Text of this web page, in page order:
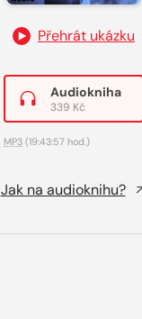
Přehrát ukázku
Audiokniha
339 Kč
MP3 (19:43:57 hod.)
Jak na audioknihu?